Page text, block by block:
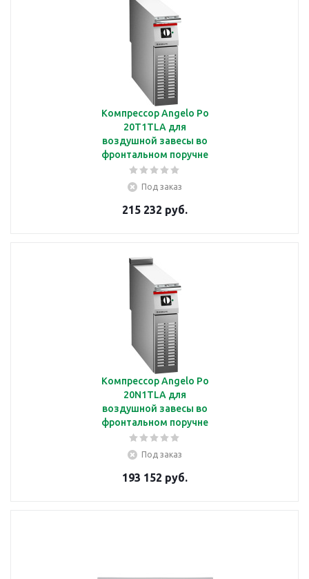
Компрессор Angelo Po
20T1TLA для
воздушной завесы во
фронтальном поручне
Под заказ
215 232 руб.
Компрессор Angelo Po
20N1TLA для
воздушной завесы во
фронтальном поручне
Под заказ
193 152 руб.